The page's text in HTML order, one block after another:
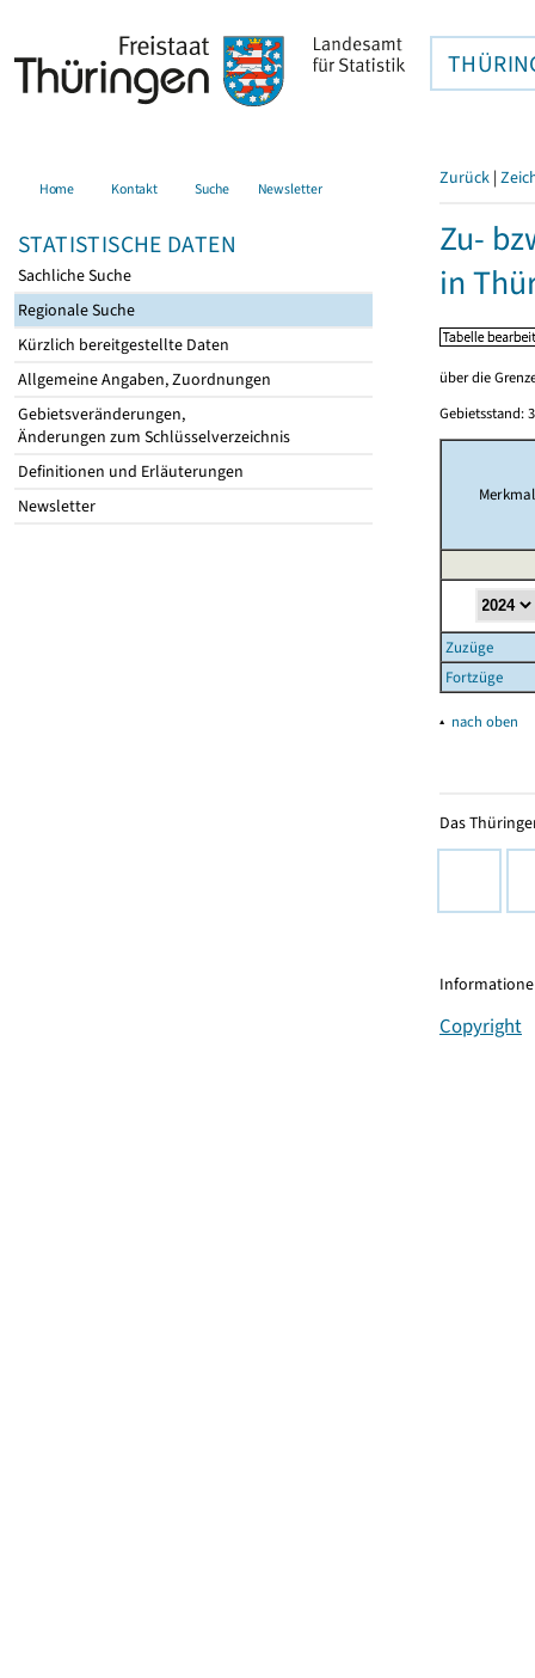
Home Kontakt Suche Newsletter
STATISTISCHE DATEN
Sachliche Suche
Regionale Suche
Kürzlich bereitgestellte Daten
Allgemeine Angaben, Zuordnungen
Gebietsveränderungen,
Änderungen zum Schlüsselverzeichnis
Definitionen und Erläuterungen
Newsletter
Zurück |
Zu-
in
über die
Gebietsstand:
Merkmal
Zuzüge
Fortzüge
▴ nach oben
Das
Copyright